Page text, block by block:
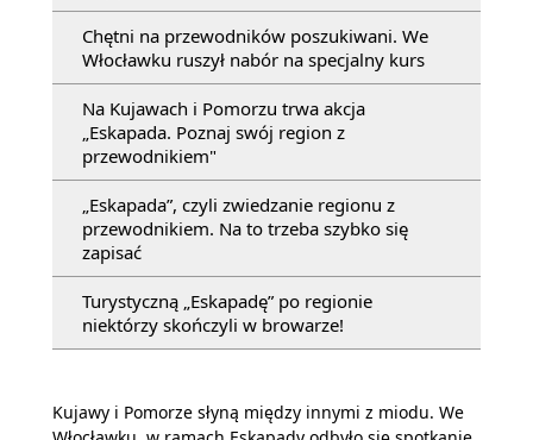
Chętni na przewodników poszukiwani. We
Włocławku ruszył nabór na specjalny kurs
Na Kujawach i Pomorzu trwa akcja
„Eskapada. Poznaj swój region z
przewodnikiem"
„Eskapada”, czyli zwiedzanie regionu z
przewodnikiem. Na to trzeba szybko się
zapisać
Turystyczną „Eskapadę” po regionie
niektórzy skończyli w browarze!
Kujawy i Pomorze słyną między innymi z miodu. We